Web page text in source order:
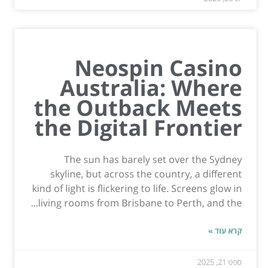
Neospin Casino
Australia: Where
the Outback Meets
the Digital Frontier
The sun has barely set over the Sydney
skyline, but across the country, a different
kind of light is flickering to life. Screens glow in
living rooms from Brisbane to Perth, and the...
קרא עוד »
ספט 21, 2025